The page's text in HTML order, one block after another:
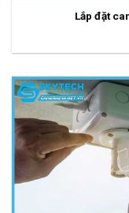
Lắp đặt